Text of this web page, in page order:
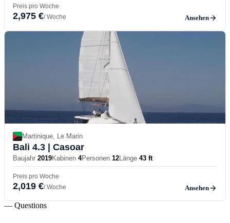
Preis pro Woche
2,975 €/ Woche Ansehen
Martinique, Le Marin
Bali 4.3 | Casoar
Baujahr 2019Kabinen 4Personen 12Länge 43 ft
Preis pro Woche
2,019 €/ Woche Ansehen
— Questions